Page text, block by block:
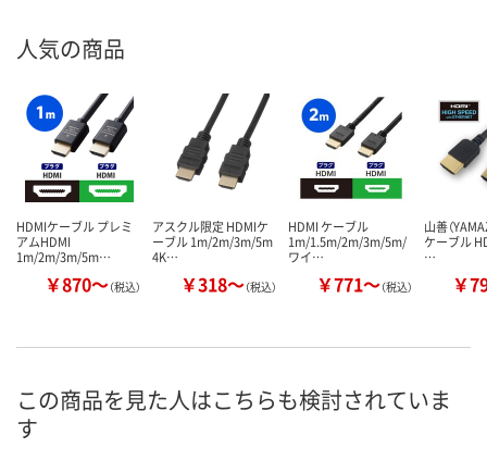
人気の商品
HDMIケーブル プレミ
アムHDMI
1m/2m/3m/5m…
￥870～（税込）
アスクル限定 HDMIケ
ーブル 1m/2m/3m/5m
4K…
￥318～（税込）
HDMI ケーブル
1m/1.5m/2m/3m/5m/
ワイ…
￥771～（税込）
山善（
ケーブル
…
￥
この商品を見た人はこちらも検討されていま
す